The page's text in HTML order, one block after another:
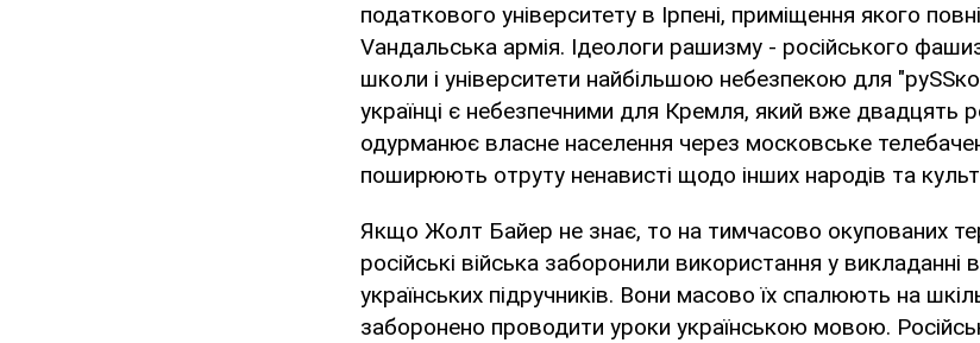
податкового університету в Ірпені, приміщення якого
Vандальська армія. Ідеологи рашизму - російського
школи і університети найбільшою небезпекою для
українці є небезпечними для Кремля, який вже двадцять
одурманює власне населення через московське
поширюють отруту ненависті щодо інших народів та
Якщо Жолт Байер не знає, то на тимчасово окупованих
російські війська заборонили використання у викладанні
українських підручників. Вони масово їх спалюють на
заборонено проводити уроки українською мовою.